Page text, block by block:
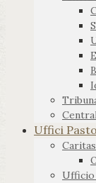
Uffici
Caritas